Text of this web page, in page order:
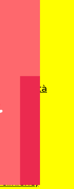
disabilità